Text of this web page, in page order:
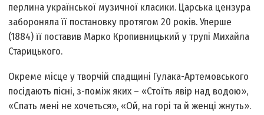
перлина української музичної класики. Царська цензура
забороняла її постановку протягом 20 років. Уперше
(1884) її поставив Марко Кропивницький у трупі Михайла
Старицького.
Окреме місце у творчій спадщині Гулака-Артемовського
посідають пісні, з-поміж яких – «Стоїть явір над водою»,
«Спать мені не хочеться», «Ой, на горі та й женці жнуть».